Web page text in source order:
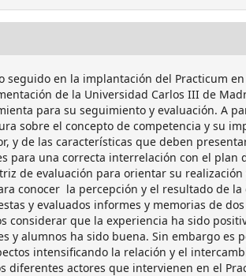
seguido en la implantación del Practicum
de la Universidad Carlos III de
para su seguimiento y evaluación. A
sobre el concepto de competencia y su
y de las características que deben
para una correcta interrelación con el plan
de evaluación para orientar su realización
conocer la percepción y el resultado de la
y evaluados informes y memorias de
considerar que la experiencia ha sido
y alumnos ha sido buena. Sin embargo es
intensificando la relación y el
diferentes actores que intervienen en el